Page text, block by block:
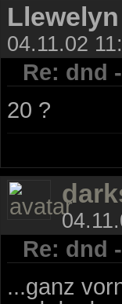
Llewelyn
04.11.02
Re: dnd
20 ?
Re: dnd
...ganz